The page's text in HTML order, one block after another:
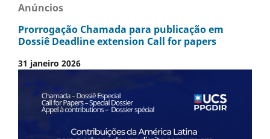
Anúncios
Prorrogação Chamada para publicação em
Dossiê Deadline extension Call for papers
31 janeiro 2026